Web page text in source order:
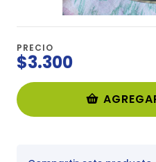
PRECIO
$3.300